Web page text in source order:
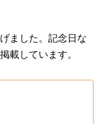
ました。記念日な
載しています。